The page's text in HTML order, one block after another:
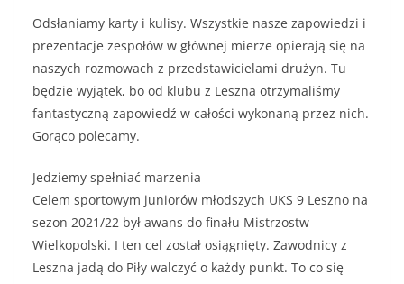
Odsłaniamy karty i kulisy. Wszystkie nasze zapowiedzi i
prezentacje zespołów w głównej mierze opierają się na
naszych rozmowach z przedstawicielami drużyn. Tu
będzie wyjątek, bo od klubu z Leszna otrzymaliśmy
fantastyczną zapowiedź w całości wykonaną przez nich.
Gorąco polecamy.
Jedziemy spełniać marzenia
Celem sportowym juniorów młodszych UKS 9 Leszno na
sezon 2021/22 był awans do finału Mistrzostw
Wielkopolski. I ten cel został osiągnięty. Zawodnicy z
Leszna jadą do Piły walczyć o każdy punkt. To co się